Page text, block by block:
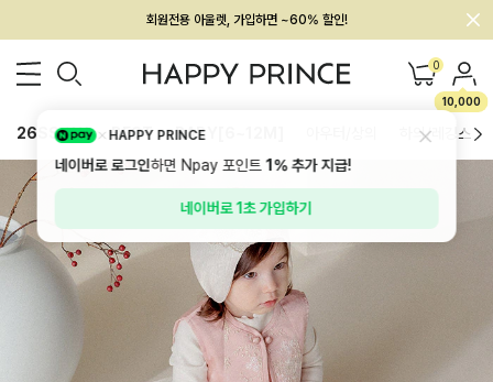
멤버십 최대 28,000원 혜택
0
10,000
26SS 신상 BEST BABY[6~12M] 하의/레깅스
HAPPY PRINCE
네이버로 로그인하면 Npay 포인트1%추가 지급!
네이버로 1초 가입하기